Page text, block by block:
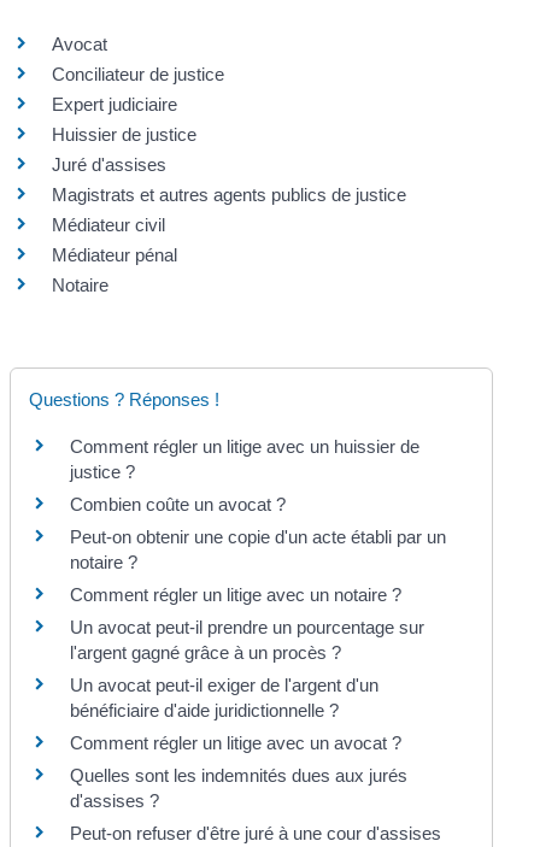
Avocat
Conciliateur de justice
Expert judiciaire
Huissier de justice
Juré d'assises
Magistrats et autres agents publics de justice
Médiateur civil
Médiateur pénal
Notaire
Questions ? Réponses !
Comment régler un litige avec un huissier de
justice ?
Combien coûte un avocat ?
Peut-on obtenir une copie d'un acte établi par un
notaire ?
Comment régler un litige avec un notaire ?
Un avocat peut-il prendre un pourcentage sur
l'argent gagné grâce à un procès ?
Un avocat peut-il exiger de l'argent d'un
bénéficiaire d'aide juridictionnelle ?
Comment régler un litige avec un avocat ?
Quelles sont les indemnités dues aux jurés
d'assises ?
Peut-on refuser d'être juré à une cour d'assises